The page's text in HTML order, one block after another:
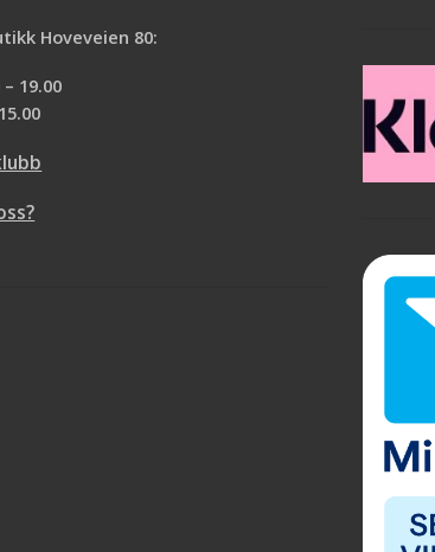
private hjem. Dette er bare noen av
på noen av de aller flotteste dekorene på
markedet og har en ekstra matt og
strukturert overflate Selges i pakker a
Hoveveien 80:
19.00